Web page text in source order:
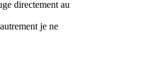
directement au
je ne